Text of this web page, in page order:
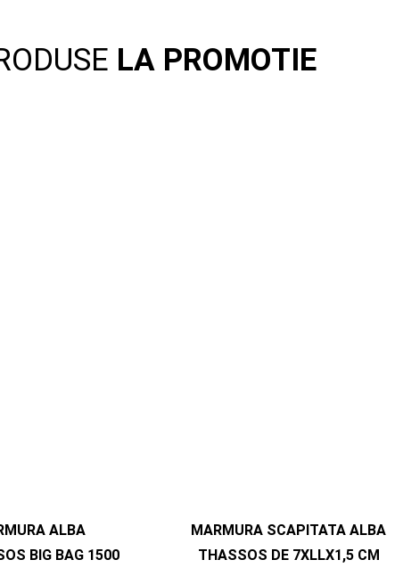
LA PROMOTIE
ALBA
BIG BAG 1500
MARMURA SCAPITATA ALBA
THASSOS DE 7XLLX1,5 CM